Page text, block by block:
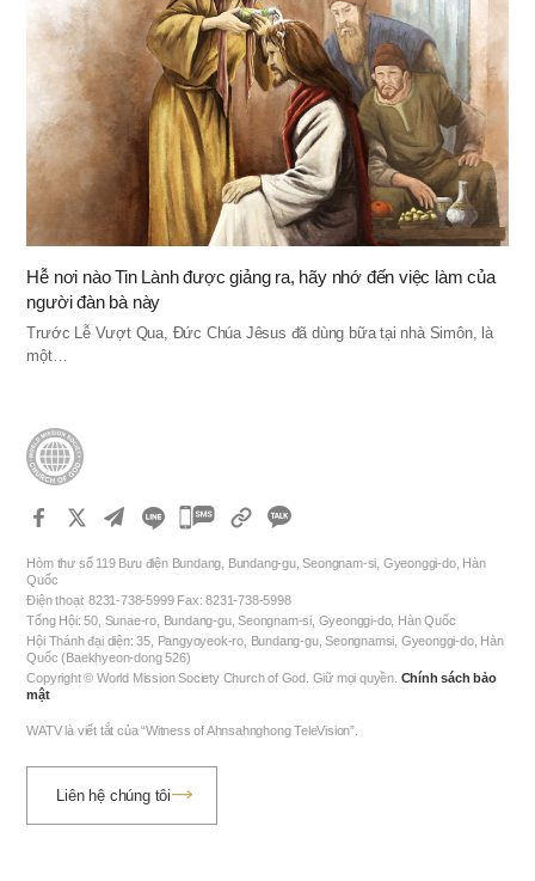
Hễ nơi nào Tin Lành được giảng ra, hãy nhớ đến việc làm của
người đàn bà này
Trước Lễ Vượt Qua, Đức Chúa Jêsus đã dùng bữa tại nhà Simôn, là
một…
카
오
톡
공
Hòm thư số 119 Bưu điện Bundang, Bundang-gu, Seongnam-si, Gyeonggi-do, Hàn
Quốc
Điện thoại: 8231-738-5999 Fax: 8231-738-5998
Tổng Hội: 50, Sunae-ro, Bundang-gu, Seongnam-si, Gyeonggi-do, Hàn Quốc
Hội Thánh đại diện: 35, Pangyoyeok-ro, Bundang-gu, Seongnamsi, Gyeonggi-do, Hàn
Quốc (Baekhyeon-dong 526)
Copyright © World Mission Society Church of God. Giữ mọi quyền. Chính sách bảo
mật
WATV là viết tắt của “Witness of Ahnsahnghong TeleVision”.
Liên hệ chúng tôi